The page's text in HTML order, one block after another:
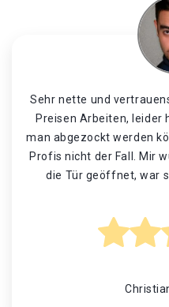
Sehr nette und
Preisen Arbeiten, leider
man abgezockt werden
Profis nicht der Fall. Mir
die Tür geöffnet, war